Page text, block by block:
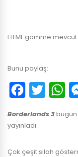
HTML gömme
Bunu paylaş:
Borderlands 3bugün
yayınladı.
Çok çeşit silah